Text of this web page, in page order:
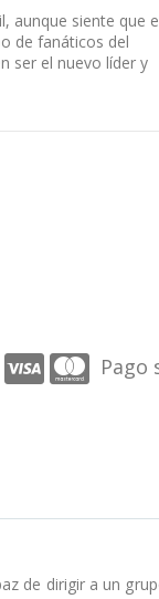
aunque siente que
de fanáticos del
ser el nuevo líder y
Pago
de dirigir a un